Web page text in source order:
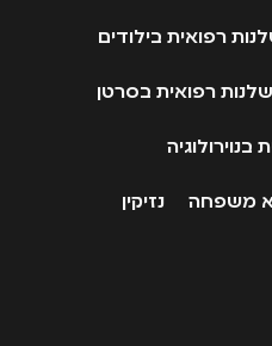
רפואית בילודים
רפואית בסרטן
משפחה נזיקין